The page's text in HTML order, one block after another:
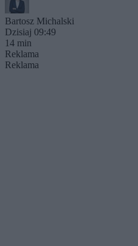
Bartosz Michalski
Dzisiaj 09:49
14 min
Reklama
Reklama